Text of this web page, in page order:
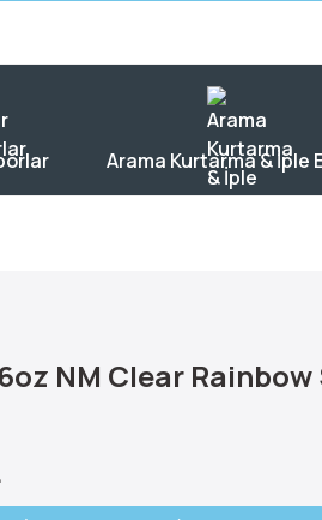
Arama Kurtarma & İple
NM Clear Rainbow